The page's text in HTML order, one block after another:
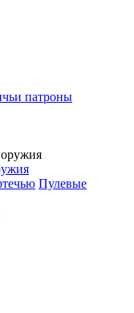
патроны
Пулевые